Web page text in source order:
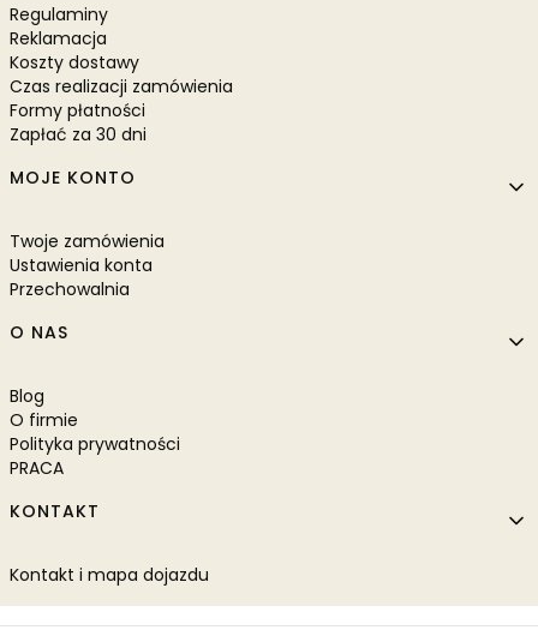
Regulaminy
Reklamacja
Koszty dostawy
Czas realizacji zamówienia
Formy płatności
Zapłać za 30 dni
MOJE KONTO
Twoje zamówienia
Ustawienia konta
Przechowalnia
O NAS
Blog
O firmie
Polityka prywatności
PRACA
KONTAKT
Kontakt i mapa dojazdu